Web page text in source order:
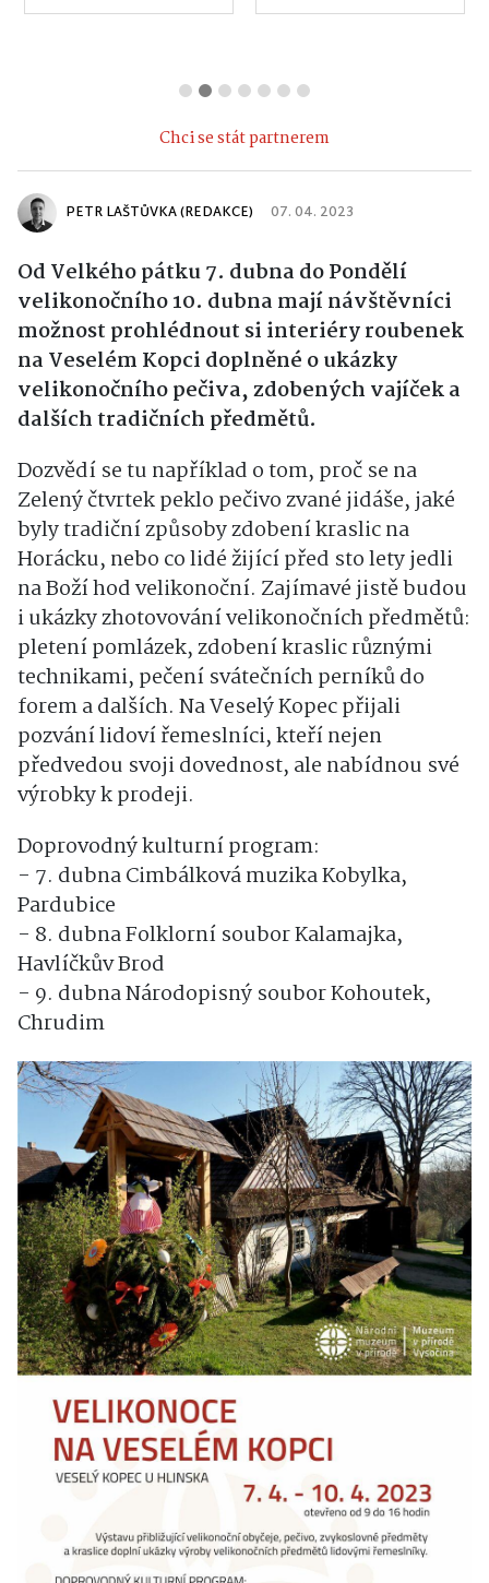
Chci se stát partnerem
PETR LAŠTŮVKA (REDAKCE) 07. 04. 2023
Od Velkého pátku 7. dubna do Pondělí
velikonočního 10. dubna mají návštěvníci
možnost prohlédnout si interiéry roubenek
na Veselém Kopci doplněné o ukázky
velikonočního pečiva, zdobených vajíček a
dalších tradičních předmětů.
Dozvědí se tu například o tom, proč se na
Zelený čtvrtek peklo pečivo zvané jidáše, jaké
byly tradiční způsoby zdobení kraslic na
Horácku, nebo co lidé žijící před sto lety jedli
na Boží hod velikonoční. Zajímavé jistě budou
i ukázky zhotovování velikonočních předmětů:
pletení pomlázek, zdobení kraslic různými
technikami, pečení svátečních perníků do
forem a dalších. Na Veselý Kopec přijali
pozvání lidoví řemeslníci, kteří nejen
předvedou svoji dovednost, ale nabídnou své
výrobky k prodeji.
Doprovodný kulturní program:
- 7. dubna Cimbálková muzika Kobylka,
Pardubice
- 8. dubna Folklorní soubor Kalamajka,
Havlíčkův Brod
- 9. dubna Národopisný soubor Kohoutek,
Chrudim